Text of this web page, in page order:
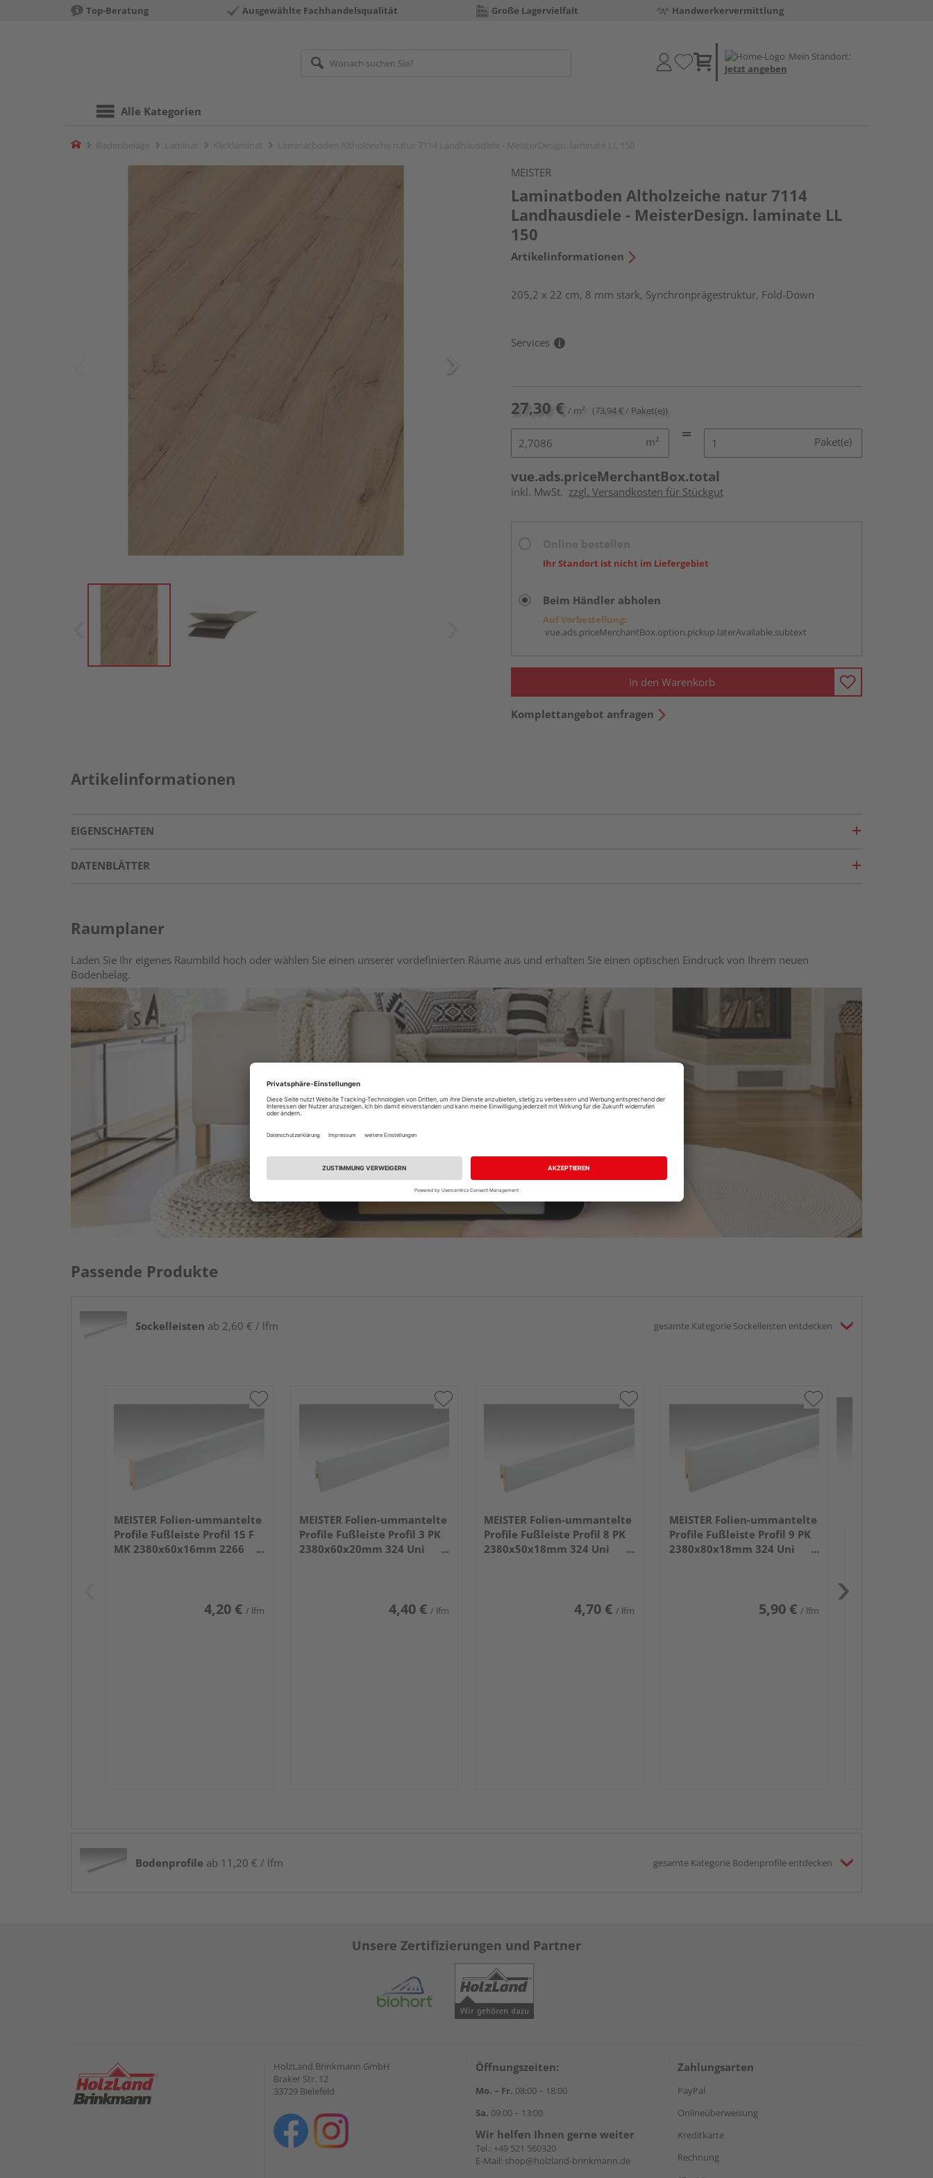
Top-Beratung Ausgewählte Fachhandelsqualität Große Lagervielfalt Handwerkervermittlung
Mein Standort:
Jetzt angeben
Alle Kategorien
Home
MEISTER
Laminatboden Altholzeiche natur 7114
Landhausdiele - MeisterDesign. laminate LL
150
Artikelinformationen
205,2 x 22 cm, 8 mm stark, Synchronprägestruktur, Fold-Down
Services
27,30 € / m² (73,94 € / Paket(e))
m² Paket(e)
vue.ads.priceMerchantBox.total
inkl. MwSt. zzgl. Versandkosten für Stückgut
Ihr Standort ist nicht im Liefergebiet
Beim Händler abholen
Auf Vorbestellung:
vue.ads.priceMerchantBox.option.pickup.laterAvailable.subtext
In den Warenkorb
Komplettangebot anfragen
Artikelinformationen
EIGENSCHAFTEN
DATENBLÄTTER
Raumplaner
Laden Sie Ihr eigenes Raumbild hoch oder wählen Sie einen unserer vordefinierten Räume aus und erhalten Sie einen optischen Eindruck von Ihrem neuen
Bodenbelag.
Raumplaner
Passende Produkte
Sockelleisten ab 2,60 € / lfm gesamte Kategorie Sockelleisten entdecken
MEISTER Folien-ummantelte
Profile Fußleiste Profil 15 F
MK 2380x60x16mm 2266
4,20 € / lfm
MEISTER Folien-ummantelte
Profile Fußleiste Profil 3 PK
2380x60x20mm 324 Uni
4,40 € / lfm
MEISTER Folien-ummantelte
Profile Fußleiste Profil 8 PK
2380x50x18mm 324 Uni
4,70 € / lfm
MEISTER Folien-ummantelte
Profile Fußleiste Profil 9 PK
2380x80x18mm 324 Uni
5,90 € / lfm
Bodenprofile ab 11,20 € / lfm gesamte Kategorie Bodenprofile entdecken
Unsere Zertifizierungen und Partner
HolzLand Brinkmann GmbH
Braker Str. 12
33729 Bielefeld
Öffnungszeiten:
Mo. – Fr. 08:00 – 18:00
Sa. 09:00 – 13:00
Wir helfen Ihnen gerne weiter
Tel.: +49 521 560320
E-Mail: shop@holzland-brinkmann.de
Zahlungsarten
PayPal
Onlineüberweisung
Kreditkarte
Rechnung